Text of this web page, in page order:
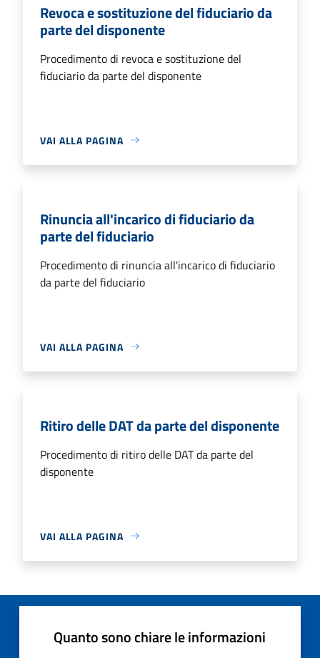
Revoca e sostituzione del fiduciario da
parte del disponente
Procedimento di revoca e sostituzione del
fiduciario da parte del disponente
VAI ALLA PAGINA
Rinuncia all'incarico di fiduciario da
parte del fiduciario
Procedimento di rinuncia all'incarico di fiduciario
da parte del fiduciario
VAI ALLA PAGINA
Ritiro delle DAT da parte del disponente
Procedimento di ritiro delle DAT da parte del
disponente
VAI ALLA PAGINA
Quanto sono chiare le informazioni